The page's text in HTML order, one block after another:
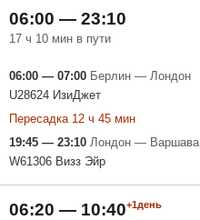
06:00 — 23:10
17 ч 10 мин в пути
06:00 — 07:00 Берлин — Лондон
U28624 ИзиДжет
Пересадка 12 ч 45 мин
19:45 — 23:10 Лондон — Варшава
W61306 Визз Эйр
06:20 — 10:40+1день